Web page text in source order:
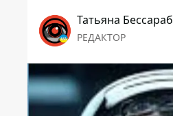
Татьяна Бессараб
РЕДАКТОР